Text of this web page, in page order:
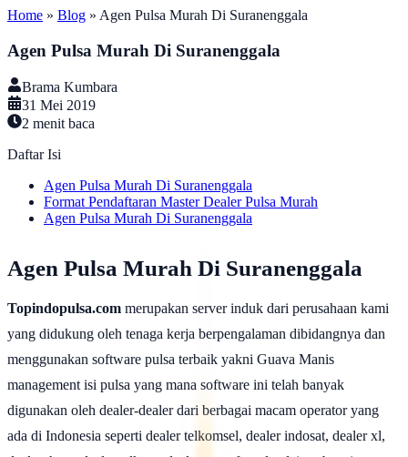
Home » Blog » Agen Pulsa Murah Di Suranenggala
Agen Pulsa Murah Di Suranenggala
Brama Kumbara
31 Mei 2019
2 menit baca
Daftar Isi
Agen Pulsa Murah Di Suranenggala
Format Pendaftaran Master Dealer Pulsa Murah
Agen Pulsa Murah Di Suranenggala
Agen Pulsa Murah Di Suranenggala
Topindopulsa.com merupakan server induk dari perusahaan kami
yang didukung oleh tenaga kerja berpengalaman dibidangnya dan
menggunakan software pulsa terbaik yakni Guava Manis
management isi pulsa yang mana software ini telah banyak
digunakan oleh dealer-dealer dari berbagai macam operator yang
ada di Indonesia seperti dealer telkomsel, dealer indosat, dealer xl,